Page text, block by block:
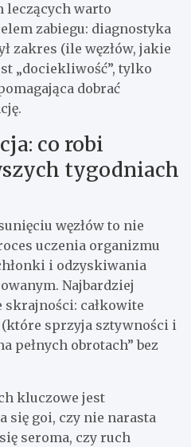
leczących warto
zabiegu: diagnostyka
zakres (ile węzłów, jakie
„dociekliwość”, tylko
dobrać
co robi
tygodniach
węzłów to nie
uczenia organizmu
i odzyskiwania
Najbardziej
skrajności: całkowite
sprzyja sztywności i
pełnych obrotach” bez
kluczowe jest
się goi, czy nie narasta
seroma, czy ruch